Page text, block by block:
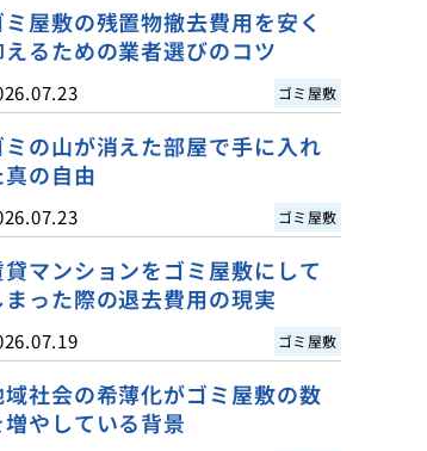
ミ屋敷の残置物撤去費用を安く
えるための業者選びのコツ
ゴミ屋敷
ミの山が消えた部屋で手に入れ
真の自由
ゴミ屋敷
貸マンションをゴミ屋敷にして
まった際の退去費用の現実
ゴミ屋敷
域社会の希薄化がゴミ屋敷の数
増やしている背景